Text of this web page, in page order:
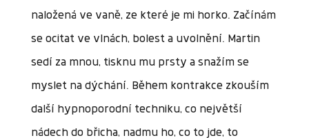
naložená ve vaně, ze které je mi horko. Začínám
se ocitat ve vlnách, bolest a uvolnění. Martin
sedí za mnou, tisknu mu prsty a snažím se
myslet na dýchání. Během kontrakce zkouším
další hypnoporodní techniku, co největší
nádech do břicha, nadmu ho, co to jde, to